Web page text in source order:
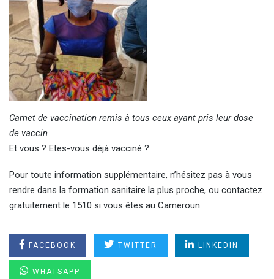
Carnet de vaccination remis à tous ceux ayant pris leur dose
de vaccin
Et vous ? Etes-vous déjà vacciné ?
Pour toute information supplémentaire, n’hésitez pas à vous
rendre dans la formation sanitaire la plus proche, ou contactez
gratuitement le 1510 si vous êtes au Cameroun.
FACEBOOK TWITTER LINKEDIN
WHATSAPP